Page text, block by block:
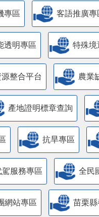
專區 客語推廣專
透明專區 特殊境
整合平台 農業
產地證明標章查詢
抗旱專區
駕服務專區 全民
網站專區 苗栗